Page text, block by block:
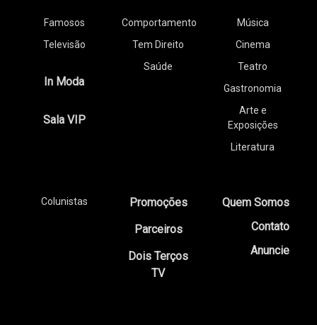
Famosos
Televisão
In Moda
Sala VIP
Comportamento
Tem Direito
Saúde
Música
Cinema
Teatro
Gastronomia
Arte e
Exposições
Literatura
Colunistas
Promoções
Parceiros
Dois Terços
TV
Quem Somos
Contato
Anuncie